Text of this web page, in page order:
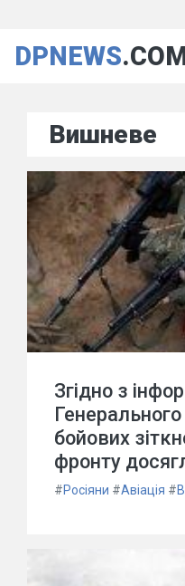
DPNEWS
Вишневе
Згідно з
бойових
фронту
#Росіяни #Авіація #